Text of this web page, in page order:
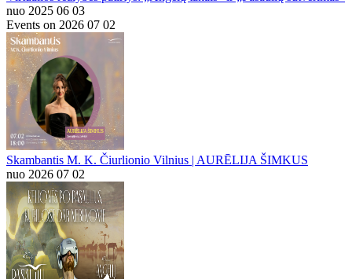
nuo 2025 06 03
Events on 2026 07 02
Skambantis M. K. Čiurlionio Vilnius | AURĒLIJA ŠIMKUS
nuo 2026 07 02